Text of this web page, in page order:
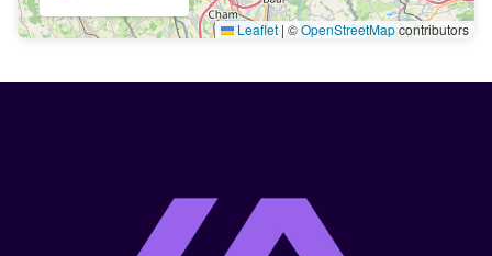
Leaflet |©OpenStreetMapcontributors